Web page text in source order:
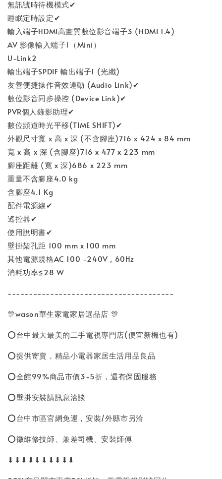
無訊號時待機模式✔
睡眠定時設定✔
輸入端子HDMI高畫質數位影音端子3 (HDMI 1.4)
AV 影像輸入端子1（Mini）
U-Link2
輸出端子SPDIF 輸出端子1 (光纖)
友善便捷操作音效連動 (Audio Link)✔
數位影音同步操控 (Device Link)✔
PVR個人錄影助理✔
數位頻道時光平移(TIME SHIFT)✔
外觀尺寸寬 x 高 x 深 (不含腳座)716 x 424 x 84 mm
寬 x 高 x 深 (含腳座)716 x 477 x 223 mm
腳座距離 (寬 x 深)686 x 223 mm
重量不含腳座4.0 kg
含腳座4.1 Kg
配件電源線✔
遙控器✔
使用說明書✔
壁掛架孔距 100 mm x 100 mm
其他電源規格AC 100 -240V , 60Hz
消耗功率≤28 W
---------------------------------------
🎊wason華生家電家居選品店 🎊
⭕台中最大最美的二手電視專門店(便宜新機也有)
⭕提供寄賣，精品小電器家居生活用品良品
⭕全館99%商品市價3-5折，還有保固服務
⭕壁掛安裝請訊息洽談
⭕台中市區官網免運，安裝/外縣市另洽
⭕徵維修技師、兼差司機、安裝師傅
⬇⬇⬇⬇⬇⬇⬇⬇⬇⬇